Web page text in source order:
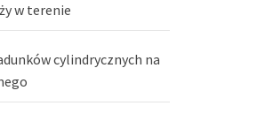
w terenie
cylindrycznych na